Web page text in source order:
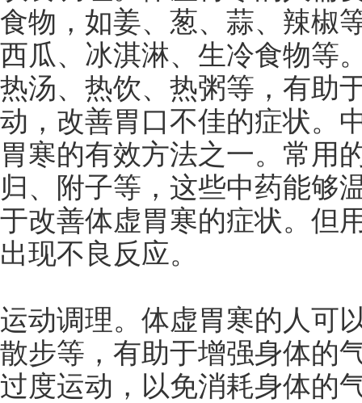
食物，如姜、葱、蒜、辣椒
西瓜、冰淇淋、生冷食物等
热汤、热饮、热粥等，有助
动，改善胃口不佳的症状。
胃寒的有效方法之一。常用
归、附子等，这些中药能够
于改善体虚胃寒的症状。但
出现不良反应。
运动调理。体虚胃寒的人可
散步等，有助于增强身体的
过度运动，以免消耗身体的